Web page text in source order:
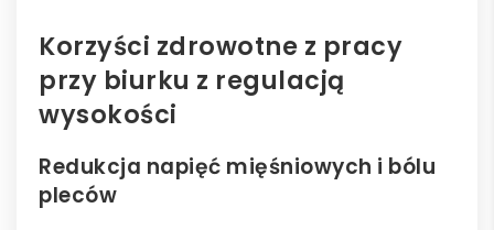
Korzyści zdrowotne z pracy
przy biurku z regulacją
wysokości
Redukcja napięć mięśniowych i bólu
pleców